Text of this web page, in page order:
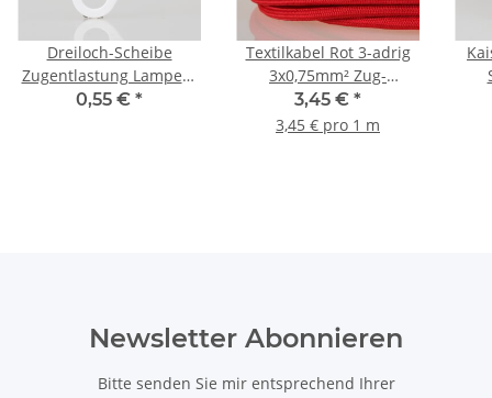
Dreiloch-Scheibe
Zugentlastung Lampen-
Kabelaufhänger
0,55 € *
Textilkabel Rot 3-adrig
3x0,75mm² Zug-
Pendelleitung S03RT-F
3G0,75
3,45 € *
3,45 € pro 1 m
Newsletter Abonnieren
Bitte senden Sie mir entsprechend Ihrer